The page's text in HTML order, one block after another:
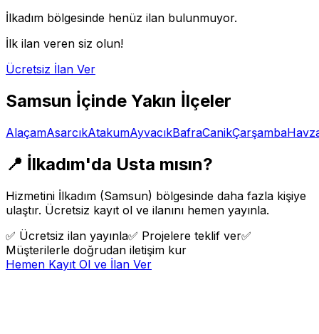
İlkadım bölgesinde henüz ilan bulunmuyor.
İlk ilan veren siz olun!
Ücretsiz İlan Ver
Samsun İçinde Yakın İlçeler
AlaçamAsarcıkAtakumAyvacıkBafraCanikÇarşamba
📍 İlkadım'da Usta mısın?
Hizmetini İlkadım (Samsun) bölgesinde daha fazla kişiye
ulaştır. Ücretsiz kayıt ol ve ilanını hemen yayınla.
✅ Ücretsiz ilan yayınla✅ Projelere teklif ver✅
Müşterilerle doğrudan iletişim kur
Hemen Kayıt Ol ve İlan Ver